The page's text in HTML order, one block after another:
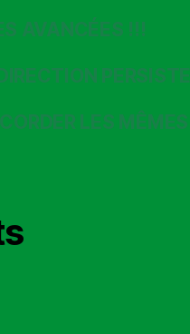
AVANCÉES !!!
PERSISTE
LES MÊMES